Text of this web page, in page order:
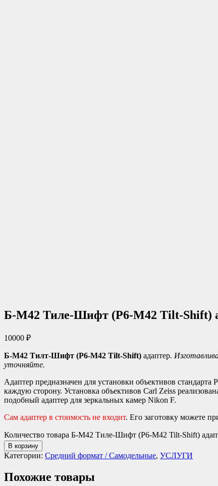
Б-М42 Тиле-Шифт (P6-M42 Tilt-
10000 ₽
Б-М42 Тилт-Шифт (P6-M42 Tilt-Shift) адаптер.
уточняйте.
Адаптер предназначен для установки объективов
каждую сторону. Установка объективов Carl Zeiss
подобный адаптер для зеркальных камер Nikon F.
Сам адаптер в стоимость не входит. Его заготовку можете
Количество товара Б-М42 Тиле-Шифт (P6-M42 Tilt-Shift)
В корзину
Категории: Средний формат / Самодельные, УСЛУГИ
Похожие товары